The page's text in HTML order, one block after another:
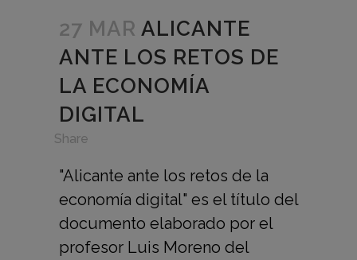
27 MAR ALICANTE
ANTE LOS RETOS DE
LA ECONOMÍA
DIGITAL
Share
"Alicante ante los retos de la
economía digital" es el título del
documento elaborado por el
profesor Luis Moreno del